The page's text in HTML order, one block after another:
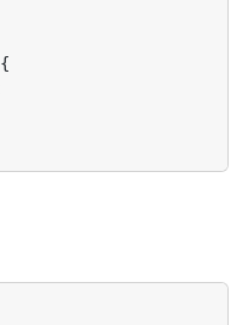
{